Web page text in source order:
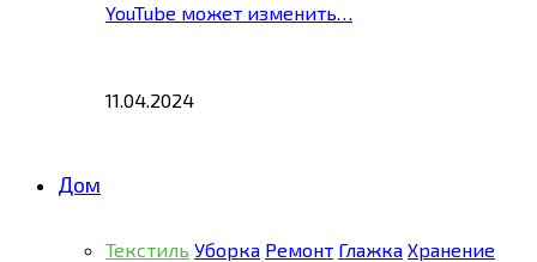
YouTube может изменить…
11.04.2024
Дом
Текстиль Уборка Ремонт Глажка Хранение